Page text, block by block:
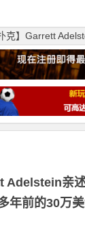
Garrett Adelstein亲述扑克“作弊”阴
Adelstein亲
年前的30万